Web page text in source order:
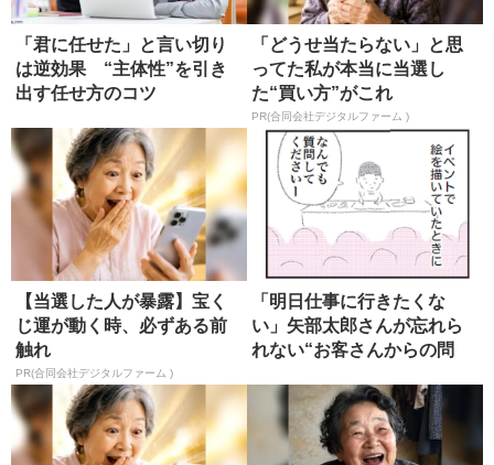
「君に任せた」と言い切り
は逆効果 “主体性”を引き
出す任せ方のコツ
「どうせ当たらない」と思
ってた私が本当に当選し
た“買い方”がこれ
PR(合同会社デジタルファーム )
【当選した人が暴露】宝く
じ運が動く時、必ずある前
触れ
PR(合同会社デジタルファーム )
「明日仕事に行きたくな
い」矢部太郎さんが忘れら
れない“お客さんからの問